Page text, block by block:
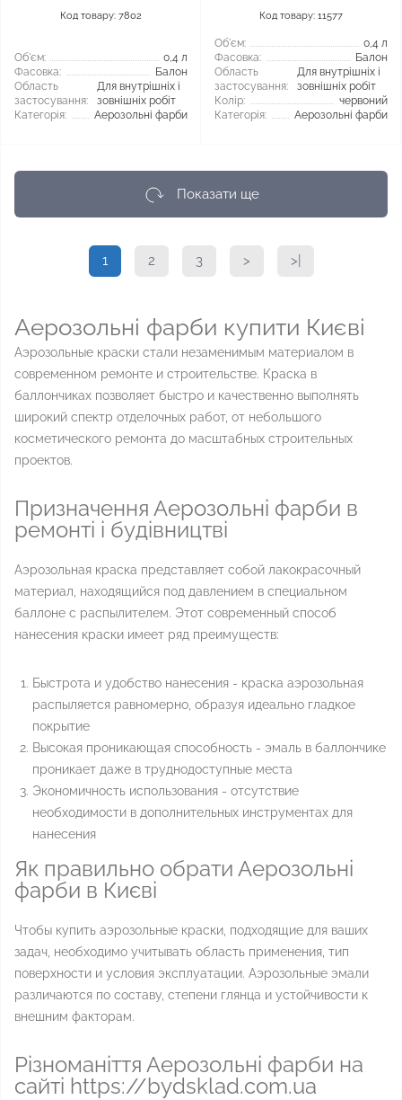
Код товару: 7802
Об'єм:
0,4 л
Фасовка:
Балон
Область
застосування:
Для внутрішніх і
зовнішніх робіт
Категорія:
Аерозольні фарби
Код товару: 11577
Об'єм:
0,4 л
Фасовка:
Балон
Область
застосування:
Для внутрішніх і
зовнішніх робіт
Колір:
червоний
Категорія:
Аерозольні фарби
Показати ще
1 2 3 > >|
Аерозольні фарби купити Києві
Аэрозольные краски стали незаменимым материалом в
современном ремонте и строительстве. Краска в
баллончиках позволяет быстро и качественно выполнять
широкий спектр отделочных работ, от небольшого
косметического ремонта до масштабных строительных
проектов.
Призначення Аерозольні фарби в
ремонті і будівництві
Аэрозольная краска представляет собой лакокрасочный
материал, находящийся под давлением в специальном
баллоне с распылителем. Этот современный способ
нанесения краски имеет ряд преимуществ:
Быстрота и удобство нанесения - краска аэрозольная
распыляется равномерно, образуя идеально гладкое
покрытие
Высокая проникающая способность - эмаль в баллончике
проникает даже в труднодоступные места
Экономичность использования - отсутствие
необходимости в дополнительных инструментах для
нанесения
Як правильно обрати Аерозольні
фарби в Києві
Чтобы купить аэрозольные краски, подходящие для ваших
задач, необходимо учитывать область применения, тип
поверхности и условия эксплуатации. Аэрозольные эмали
различаются по составу, степени глянца и устойчивости к
внешним факторам.
Різноманіття Аерозольні фарби на
сайті https://bydsklad.com.ua